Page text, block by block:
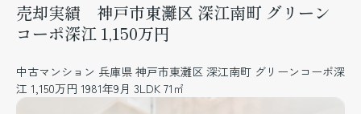
売却実績 神戸市東灘区 深江南町 グリーン
コーポ深江 1,150万円
中古マンション 兵庫県 神戸市東灘区 深江南町 グリーンコーポ深
江 1,150万円 1981年9月 3LDK 71㎡